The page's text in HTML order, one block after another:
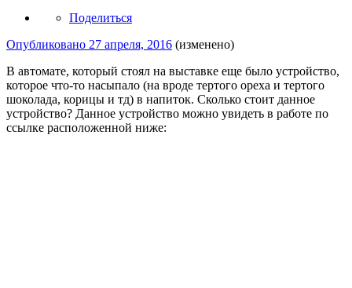
Поделиться
Опубликовано 27 апреля, 2016 (изменено)
В автомате, который стоял на выставке еще было устройство,
которое что-то насыпало (на вроде тертого ореха и тертого
шоколада, корицы и тд) в напиток. Сколько стоит данное
устройство? Данное устройство можно увидеть в работе по
ссылке расположенной ниже: